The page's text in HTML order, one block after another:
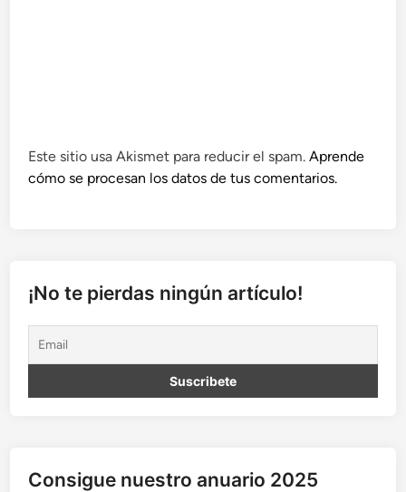
Este sitio usa Akismet para reducir el spam.Aprende
cómo se procesan los datos de tus comentarios.
¡No te pierdas ningún artículo!
Consigue nuestro anuario 2025